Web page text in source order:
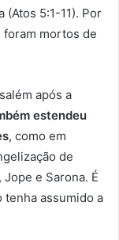
5:1-11). Por
foram mortos de
após a
estendeu
, como em
de
e Sarona. É
assumido a